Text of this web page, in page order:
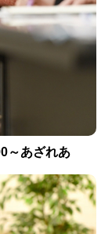
～あざれあ